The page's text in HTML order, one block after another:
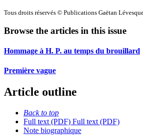
Tous droits réservés © Publications Gaëtan
Browse the articles in this issue
Hommage à H. P. au temps du brouillard
Première vague
Article outline
Back to top
Full text (PDF) Full text (PDF)
Note biographique